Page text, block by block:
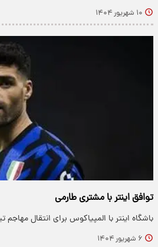
۱۰ شهریور ۱۴۰۴
توافق اینتر با مشتری طارمی
باشگاه اینتر با المپیاکوس برای انتقال
۶ شهریور ۱۴۰۴